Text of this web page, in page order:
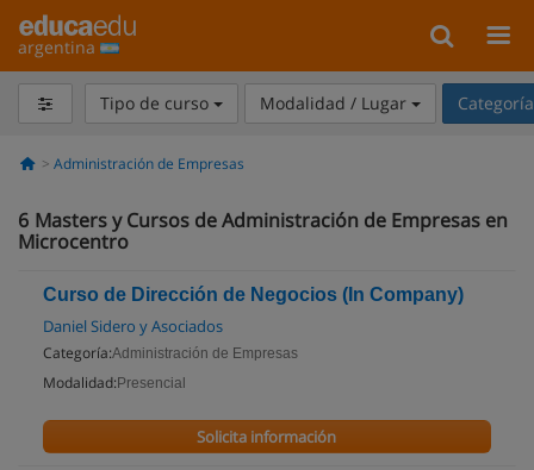
argentina
Tipo de curso Modalidad / Lugar
Administración de Empresas
6 Masters y Cursos de Administración de Empresas en
Microcentro
Curso de Dirección de Negocios (In Company)
Daniel Sidero y Asociados
Categoría:Administración de Empresas
Modalidad: Presencial
Solicita información